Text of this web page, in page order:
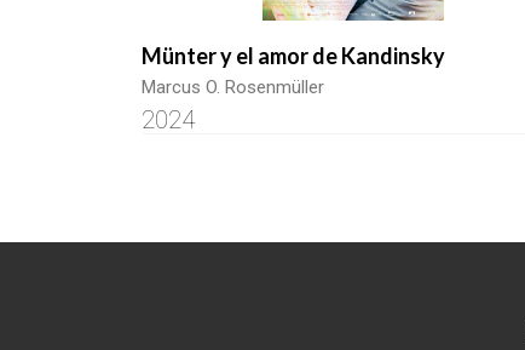
Münter y el amor de Kandinsky
Marcus O. Rosenmüller
2024